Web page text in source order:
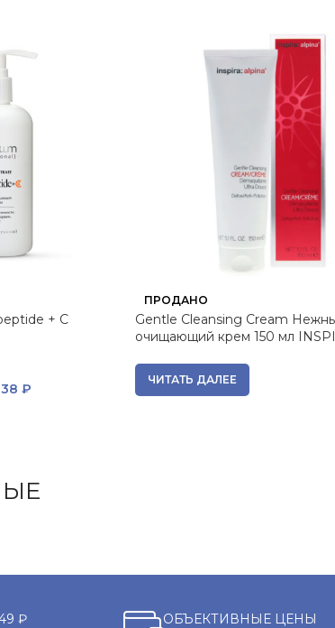
+ C
₽
ПРОДАНО
Gentle Cleansing Cream
очищающий крем 150 мл
ЧИТАТЬ ДАЛЕЕ
₽
ОБЪЕКТИВНЫЕ ЦЕНЫ